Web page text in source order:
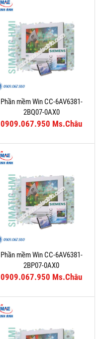
Phần mềm Win CC-6AV6381-
2BQ07-0AX0
0909.067.950 Ms.Châu
Phần mềm Win CC-6AV6381-
2BP07-0AX0
0909.067.950 Ms.Châu